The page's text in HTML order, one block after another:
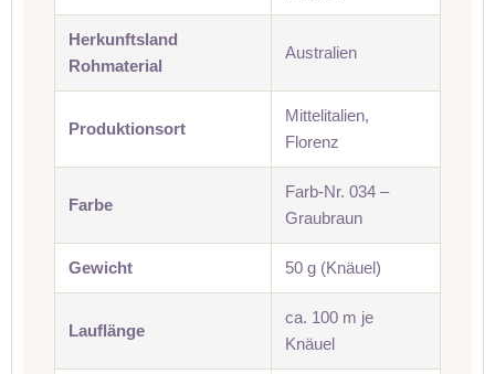
Herkunftsland
Rohmaterial
Australien
Produktionsort
Mittelitalien,
Florenz
Farbe
Farb-Nr. 034 –
Graubraun
Gewicht 50 g (Knäuel)
Lauflänge
ca. 100 m je
Knäuel